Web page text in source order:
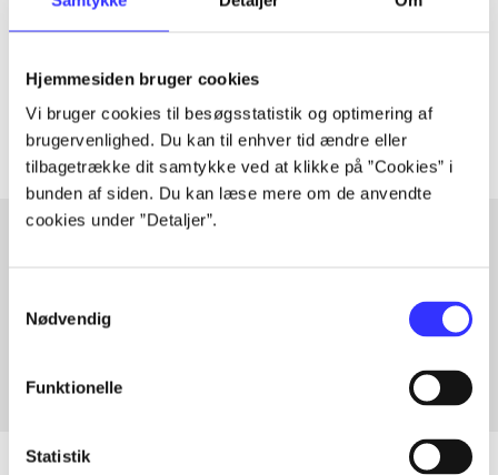
Hjemmesiden bruger cookies
Vi bruger cookies til besøgsstatistik og optimering af
brugervenlighed. Du kan til enhver tid ændre eller
tilbagetrække dit samtykke ved at klikke på ”Cookies” i
bunden af siden. Du kan læse mere om de anvendte
cookies under ”Detaljer”.
Nødvendig
Funktionelle
Statistik
lorem ipsum dolor sit amet ...
Artiklerne i handler ofte om
Fra